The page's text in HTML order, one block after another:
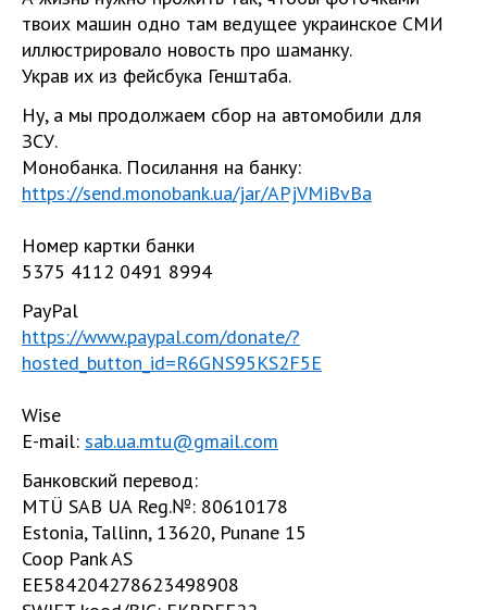
твоих машин одно там ведущее украинское СМИ
иллюстрировало новость про шаманку.
Украв их из фейсбука Генштаба.
Ну, а мы продолжаем сбор на автомобили для
ЗСУ.
Монобанка. Посилання на банку:
https://send.monobank.ua/jar/APjVMiBvBa
Номер картки банки
5375 4112 0491 8994
PayPal
https://www.paypal.com/donate/?
hosted_button_id=R6GNS95KS2F5E
Wise
E-mail: sab.ua.mtu@gmail.com
Банковский перевод:
MTÜ SAB UA Reg.№: 80610178
Estonia, Tallinn, 13620, Punane 15
Coop Pank AS
EE584204278623498908